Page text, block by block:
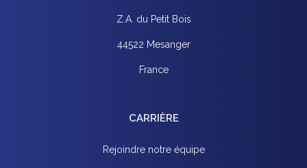
Z.A. du Petit Bois
44522 Mesanger
France
CARRIÈRE
Rejoindre notre équipe